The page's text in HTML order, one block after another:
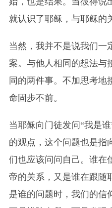
就认识了耶稣，与耶稣的
当然，我并不是说我们一
案。与他人相同的想法与
同的两件事。不加思考地
命固步不前。
当耶稣向门徒发问“我是
的观点，这个问题也是指
们也应该问问自己。谁在
帝的关系，又是谁在跟随
是谁的问题时，我们的信